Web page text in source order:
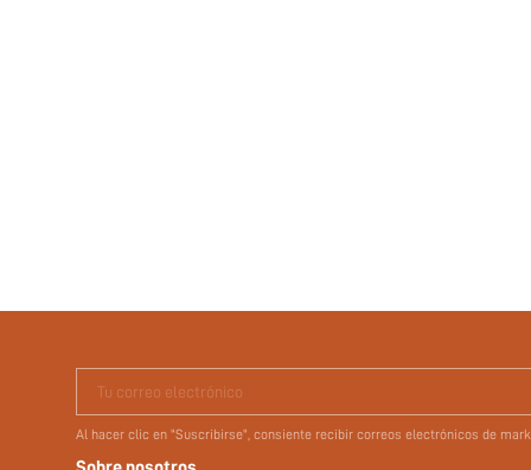
Tu correo electrónico
Al hacer clic en "Suscribirse", consiente recibir correos electrónicos de